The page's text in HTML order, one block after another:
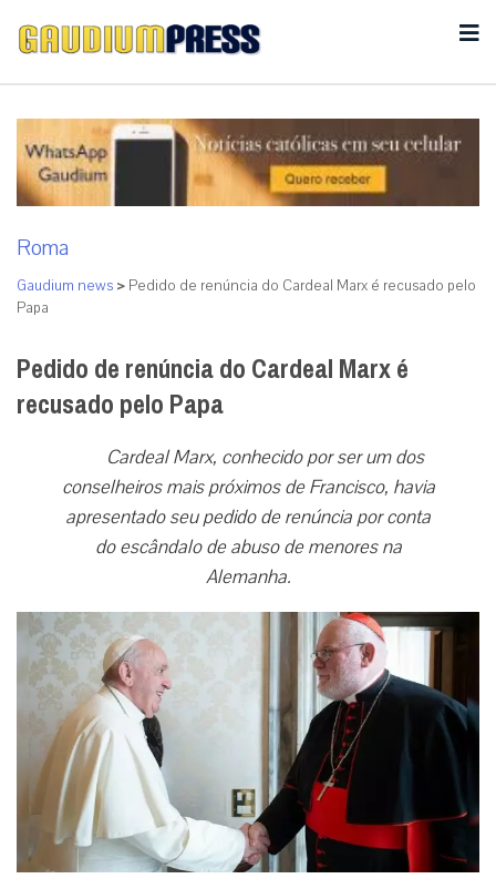
Roma
Gaudium news > Pedido de renúncia do Cardeal Marx é recusado pelo
Papa
Pedido de renúncia do Cardeal Marx é
recusado pelo Papa
Cardeal Marx, conhecido por ser um dos
conselheiros mais próximos de Francisco, havia
apresentado seu pedido de renúncia por conta
do escândalo de abuso de menores na
Alemanha.